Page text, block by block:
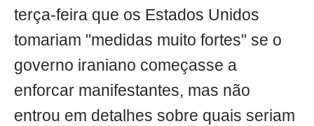
terça-feira que os Estados Unidos
tomariam "medidas muito fortes" se o
governo iraniano começasse a
enforcar manifestantes, mas não
entrou em detalhes sobre quais seriam